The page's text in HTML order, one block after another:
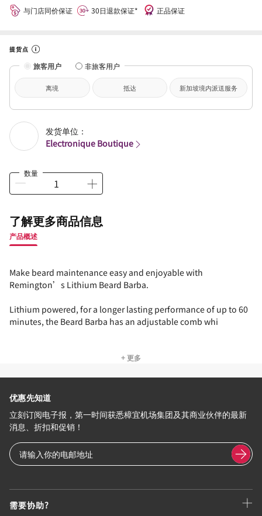
与门店同价保证 30日退款保证* 正品保证
提货点
旅客用户 非旅客用户
离境 抵达 新加坡境内派送服务
发货单位：
Electronique Boutique
数量
了解更多商品信息
产品概述
Make beard maintenance easy and enjoyable with
Remington’s Lithium Beard Barba.
Lithium powered, for a longer lasting performance of up to 60
minutes, the Beard Barba has an adjustable comb whi
+ 更多
需要协助?
优惠先知道
立刻订阅电子报，第一时间获悉樟宜机场集团及其商业伙伴的最新
消息、折扣和促销！